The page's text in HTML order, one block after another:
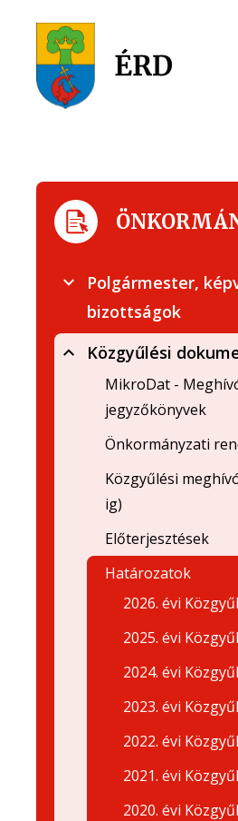
Polgármester,
bizottságok
Közgyűlési
MikroDat -
jegyzőkönyvek
Önkormányzati
Közgyűlési
ig)
Előterjesztések
Határozatok
2026. évi
2025. évi
2024. évi
2023. évi
2022. évi
2021. évi
2020. évi